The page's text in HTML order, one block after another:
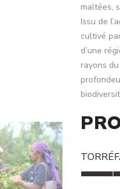
maltées,
Issu de
cultivé
d’une
rayons